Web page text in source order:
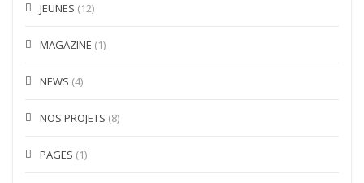
JEUNES (12)
MAGAZINE (1)
NEWS (4)
NOS PROJETS (8)
PAGES (1)